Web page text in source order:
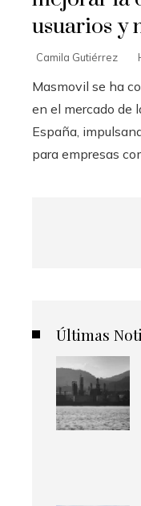
usuarios y
Camila Gutiérrez
Masmovil se ha
en el mercado de
España,
para empresas
Últimas